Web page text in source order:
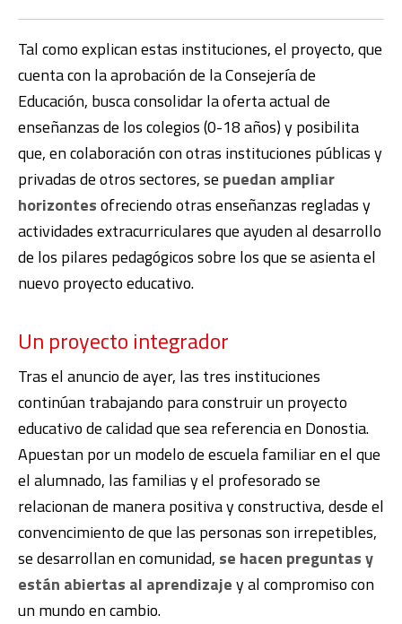
Tal como explican estas instituciones, el proyecto, que
cuenta con la aprobación de la Consejería de
Educación, busca consolidar la oferta actual de
enseñanzas de los colegios (0-18 años) y posibilita
que, en colaboración con otras instituciones públicas y
privadas de otros sectores, se puedan ampliar
horizontesofreciendo otras enseñanzas regladas y
actividades extracurriculares que ayuden al desarrollo
de los pilares pedagógicos sobre los que se asienta el
nuevo proyecto educativo.
Un proyecto integrador
Tras el anuncio de ayer, las tres instituciones
continúan trabajando para construir un proyecto
educativo de calidad que sea referencia en Donostia.
Apuestan por un modelo de escuela familiar en el que
el alumnado, las familias y el profesorado se
relacionan de manera positiva y constructiva, desde el
convencimiento de que las personas son irrepetibles,
se desarrollan en comunidad, se hacen preguntas y
están abiertas al aprendizajey al compromiso con
un mundo en cambio.